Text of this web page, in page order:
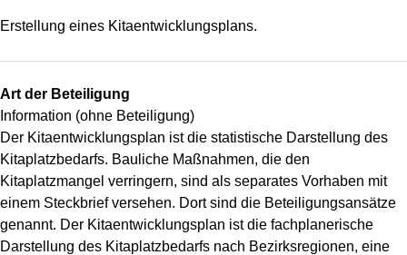
Erstellung eines Kitaentwicklungsplans.
Art der Beteiligung
Information (ohne Beteiligung)
Der Kitaentwicklungsplan ist die statistische Darstellung des
Kitaplatzbedarfs. Bauliche Maßnahmen, die den
Kitaplatzmangel verringern, sind als separates Vorhaben mit
einem Steckbrief versehen. Dort sind die Beteiligungsansätze
genannt. Der Kitaentwicklungsplan ist die fachplanerische
Darstellung des Kitaplatzbedarfs nach Bezirksregionen, eine